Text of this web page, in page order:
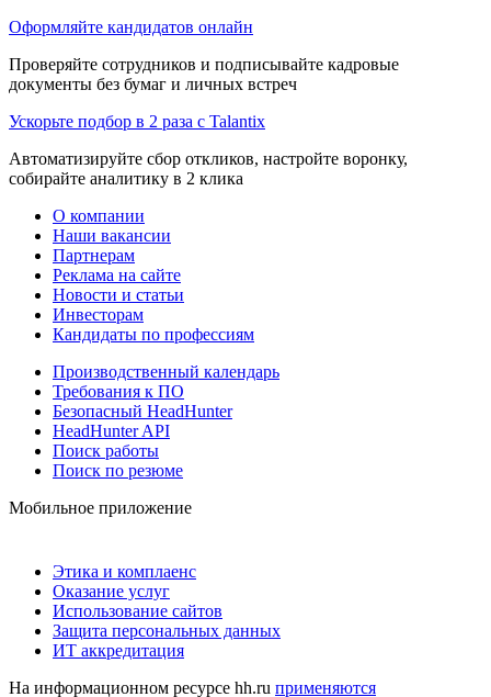
Оформляйте кандидатов онлайн
Проверяйте сотрудников и подписывайте кадровые
документы без бумаг и личных встреч
Ускорьте подбор в 2 раза с Talantix
Автоматизируйте сбор откликов, настройте воронку,
собирайте аналитику в 2 клика
О компании
Наши вакансии
Партнерам
Реклама на сайте
Новости и статьи
Инвесторам
Кандидаты по профессиям
Производственный календарь
Требования к ПО
Безопасный HeadHunter
HeadHunter API
Поиск работы
Поиск по резюме
Мобильное приложение
Этика и комплаенс
Оказание услуг
Использование сайтов
Защита персональных данных
ИТ аккредитация
На информационном ресурсе hh.ru применяются